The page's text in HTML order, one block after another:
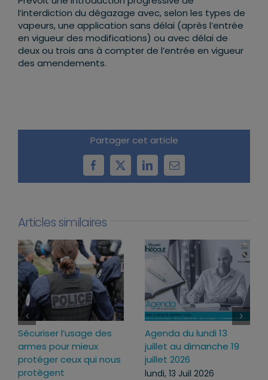
l’interdiction du dégazage avec, selon les types de
vapeurs, une application sans délai (après l’entrée
en vigueur des modifications) ou avec délai de
deux ou trois ans à compter de l’entrée en vigueur
des amendements.
Partager cet article
Facebook
X LinkedInEmail
Articles similaires
Loi d’urgence agricole :
pourquoi j’ai voté pour
ce texte
mercredi, 22 Juil 2026
Projet de loi RIPOST :
des réponses fermes
face aux atteintes à
l’ordre public du